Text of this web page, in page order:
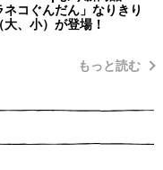
ネコぐんだん」なりきり
大、小）が登場！
もっと読む